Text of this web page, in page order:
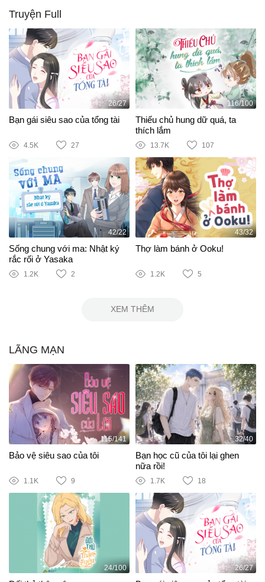
Truyện Full
26/27
Bạn gái siêu sao của tổng tài
4.5K 27
116/100
Thiếu chủ hung dữ quá, ta
thích lắm
13.7K 107
42/22
Sống chung với ma: Nhật ký
rắc rối ở Yasaka
1.2K 2
43/32
Thợ làm bánh ở Ooku!
1.2K 5
XEM THÊM
LÃNG MẠN
115/141
Bảo vệ siêu sao của tôi
1.1K 9
32/40
Bạn học cũ của tôi lại ghen
nữa rồi!
1.7K 18
24/100 26/27